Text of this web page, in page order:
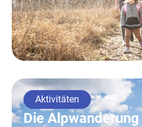
Aktivitäten
Die Alpwanderung